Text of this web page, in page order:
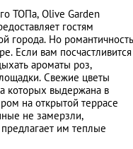
ТОПа, Olive Garden
гостям
города. Но романтичность
Если вам посчастливится
ароматы роз,
Свежие цветы
которых выдержана в
на открытой террасе
не замерзли,
им теплые